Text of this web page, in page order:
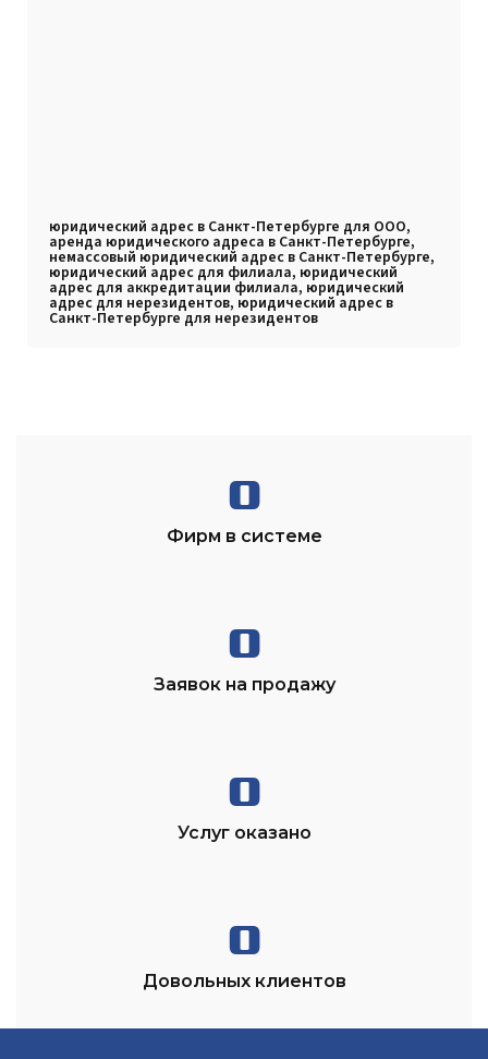
юридический адрес в Санкт-Петербурге для ООО,
аренда юридического адреса в Санкт-Петербурге,
немассовый юридический адрес в Санкт-Петербурге,
юридический адрес для филиала, юридический
адрес для аккредитации филиала, юридический
адрес для нерезидентов, юридический адрес в
Санкт-Петербурге для нерезидентов
0
Фирм в системе
0
Заявок на продажу
0
Услуг оказано
0
Довольных клиентов